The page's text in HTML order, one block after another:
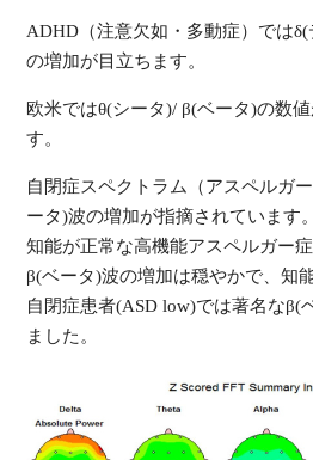
ADHD（注意欠如・多動症）では
の増加が目立ちます。
欧米ではθ(シータ)/ β(ベータ)の数
す。
自閉症スペクトラム（アスペルガ
ータ)波の増加が指摘されています。
知能が正常な高機能アスペルガー
β(ベータ)波の増加は穏やかで、知
自閉症患者(ASD low)では著名なβ(
ました。